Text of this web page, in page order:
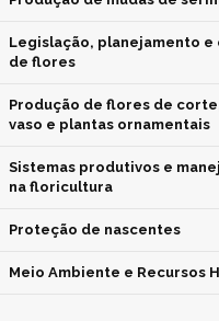
Legislação, planejamento e
de flores
Produção de flores de
vaso e plantas ornamentais
Sistemas produtivos e
na floricultura
Proteção de nascentes
Meio Ambiente e Recursos